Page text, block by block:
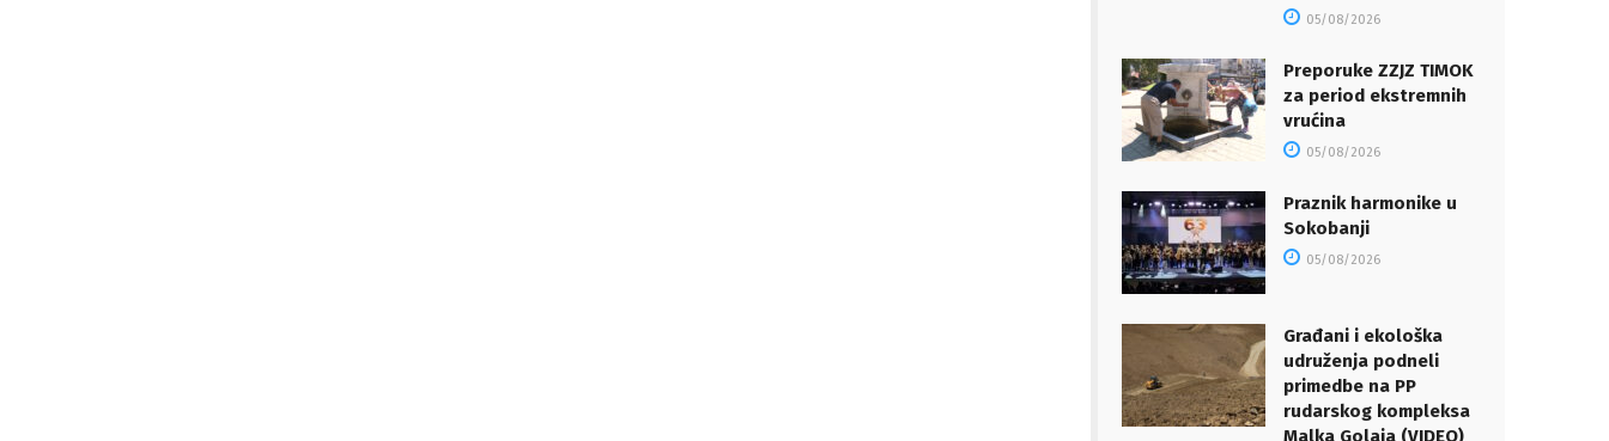
05/08/2026
Preporuke ZZJZ TIMOK
za period ekstremnih
vrućina
05/08/2026
Praznik harmonike u
Sokobanji
05/08/2026
Građani i ekološka
udruženja podneli
primedbe na PP
rudarskog kompleksa
Malka Golaja (VIDEO)